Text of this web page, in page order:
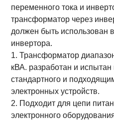
переменного тока и
трансформатор через
должен быть использован
инвертора.
1. Трансформатор
кВА. разработан и испытан
стандартного и
электронных устройств.
2. Подходит для цепи
электронного